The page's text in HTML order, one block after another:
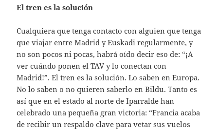
El tren es la solución
Cualquiera que tenga contacto con alguien que tenga
que viajar entre Madrid y Euskadi regularmente, y
no son pocos ni pocas, habrá oído decir eso de: “¡A
ver cuándo ponen el TAV y lo conectan con
Madrid!”. El tren es la solución. Lo saben en Europa.
No lo saben o no quieren saberlo en Bildu. Tanto es
así que en el estado al norte de Iparralde han
celebrado una pequeña gran victoria: “Francia acaba
de recibir un respaldo clave para vetar sus vuelos